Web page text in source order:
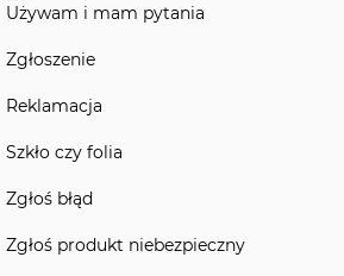
Używam i mam pytania
Zgłoszenie
Reklamacja
Szkło czy folia
Zgłoś błąd
Zgłoś produkt niebezpieczny